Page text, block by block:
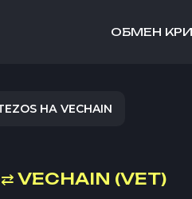
ОБМЕН
НА VECHAIN
⇄ VECHAIN (VET)